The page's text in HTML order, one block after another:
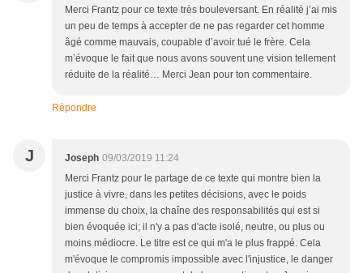
Merci Frantz pour ce texte très bouleversant. En réalité j’ai mis
un peu de temps à accepter de ne pas regarder cet homme
âgé comme mauvais, coupable d’avoir tué le frère. Cela
m’évoque le fait que nous avons souvent une vision tellement
réduite de la réalité… Merci Jean pour ton commentaire.
Répondre
J Joseph 09/03/2019 11:24
Merci Frantz pour le partage de ce texte qui montre bien la
justice à vivre, dans les petites décisions, avec le poids
immense du choix, la chaîne des responsabilités qui est si
bien évoquée ici; il n'y a pas d'acte isolé, neutre, ou plus ou
moins médiocre. Le titre est ce qui m'a le plus frappé. Cela
m'évoque le compromis impossible avec l'injustice, le danger